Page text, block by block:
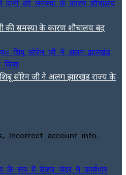
की समस्या के कारण शौचालय बंद
सोरेन जी ने अलग झारखंड राज्य के
Incorrect account info.